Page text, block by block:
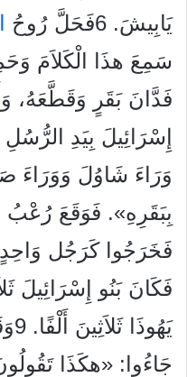
يَابِيشَ. 6فَحَلَّ رُوحُ
فَدَّانَ بَقَرٍ وَقَطَّعَهُ،
إِسْرَائِيلَ بِيَدِ
وَرَاءَ شَاوُلَ وَوَرَاءَ
بِبَقَرِهِ». فَوَقَعَ
فَكَانَ بَنُو إِسْرَائِيلَ
جَاءُوا: «هكَذَا